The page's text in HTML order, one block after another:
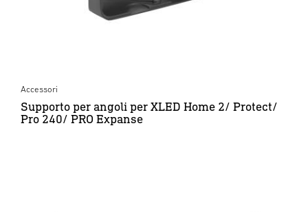
Accessori
Supporto per angoli per XLED Home 2/ Protect/
Pro 240/ PRO Expanse